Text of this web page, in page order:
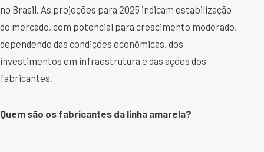
no Brasil. As projeções para 2025 indicam estabilização
do mercado, com potencial para crescimento moderado,
dependendo das condições econômicas, dos
investimentos em infraestrutura e das ações dos
fabricantes.
Quem são os fabricantes da linha amarela?